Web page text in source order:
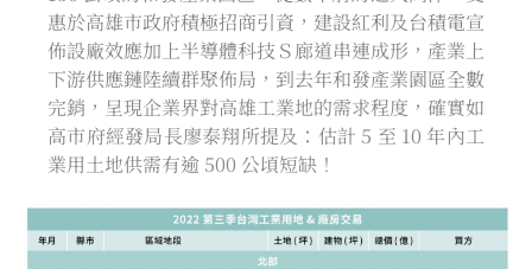
惠於高雄市政府積極招商引資，建設紅利及台積電宣
佈設廠效應加上半導體科技Ｓ廊道串連成形，產業上
下游供應鏈陸續群聚佈局，到去年和發產業園區全數
完銷，呈現企業界對高雄工業地的需求程度，確實如
高市府經發局長廖泰翔所提及：估計 5 至 10 年內工
業用土地供需有逾 500 公頃短缺！